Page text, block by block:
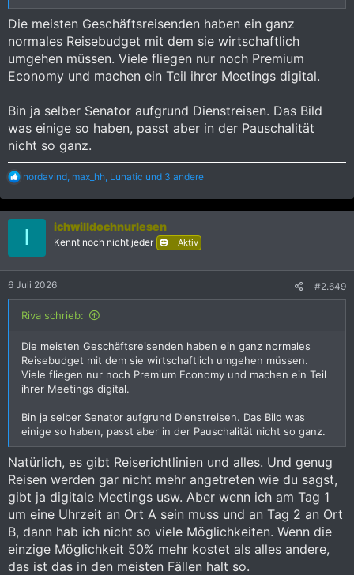
Die meisten Geschäftsreisenden haben ein ganz
normales Reisebudget mit dem sie wirtschaftlich
umgehen müssen. Viele fliegen nur noch Premium
Economy und machen ein Teil ihrer Meetings digital.
Bin ja selber Senator aufgrund Dienstreisen. Das Bild
was einige so haben, passt aber in der Pauschalität
nicht so ganz.
R
a
k
n
:
nordavind max_hh Lunatic und 3 andere
I ichwilldochnurlesen
Kennt noch nicht jeder Aktiv
6 Juli 2026 #2.649
Riva schrieb:
Die meisten Geschäftsreisenden haben ein ganz normales
Reisebudget mit dem sie wirtschaftlich umgehen müssen.
Viele fliegen nur noch Premium Economy und machen ein Teil
ihrer Meetings digital.
Bin ja selber Senator aufgrund Dienstreisen. Das Bild was
einige so haben, passt aber in der Pauschalität nicht so ganz.
Natürlich, es gibt Reiserichtlinien und alles. Und genug
Reisen werden gar nicht mehr angetreten wie du sagst,
gibt ja digitale Meetings usw. Aber wenn ich am Tag 1
um eine Uhrzeit an Ort A sein muss und an Tag 2 an Ort
B, dann hab ich nicht so viele Möglichkeiten. Wenn die
einzige Möglichkeit 50% mehr kostet als alles andere,
das ist das in den meisten Fällen halt so.